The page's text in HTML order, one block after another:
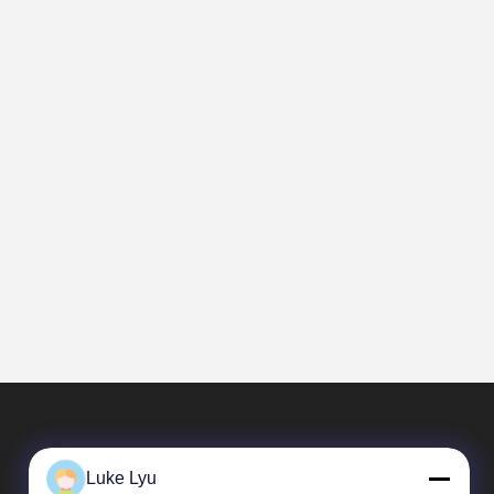
Luke Lyu